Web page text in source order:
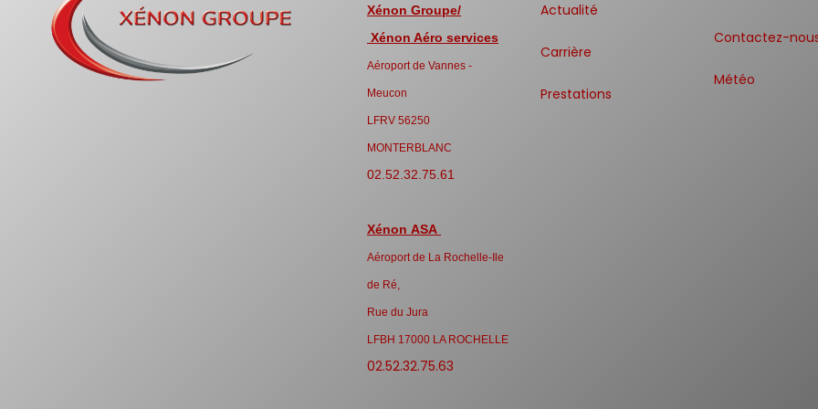
Xénon Groupe/
Xénon Aéro services
Aéroport de Vannes -
Meucon
LFRV 56250
MONTERBLANC
02.52.32.75.61
Xénon ASA
Aéroport de La Rochelle-Ile
de Ré,
Rue du Jura
LFBH 17000 LA ROCHELLE
02.52.32.75.63
Actualité
Carrière
Prestations
Contactez-
Météo